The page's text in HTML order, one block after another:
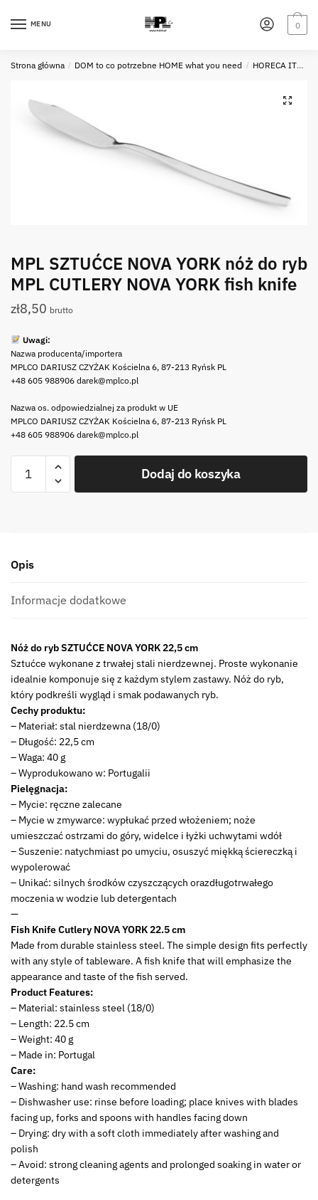
MENU 0
Strona główna / DOM to co potrzebne HOME what you need / HORECA ITEMS - STEEL - STALOWE PRZYBORY
MPL SZTUĆCE NOVA YORK nóż do ryb
MPL CUTLERY NOVA YORK fish knife
zł8,50 brutto
Uwagi:
Nazwa producenta/importera
MPLCO DARIUSZ CZYŻAK Kościelna 6, 87-213 Ryńsk PL
+48 605 988906 darek@mplco.pl
Nazwa os. odpowiedzialnej za produkt w UE
MPLCO DARIUSZ CZYŻAK Kościelna 6, 87-213 Ryńsk PL
+48 605 988906 darek@mplco.pl
MPL
do
MPL
YORK
fish
knife
Dodaj do koszyka
Opis
Informacje dodatkowe
Nóż do ryb SZTUĆCE NOVA YORK 22,5 cm
Sztućce wykonane z trwałej stali nierdzewnej. Proste wykonanie
idealnie komponuje się z każdym stylem zastawy. Nóż do ryb,
który podkreśli wygląd i smak podawanych ryb.
Cechy produktu:
– Materiał: stal nierdzewna (18/0)
– Długość: 22,5 cm
– Waga: 40 g
– Wyprodukowano w: Portugalii
Pielęgnacja:
– Mycie: ręczne zalecane
– Mycie w zmywarce: wypłukać przed włożeniem; noże
umieszczać ostrzami do góry, widelce i łyżki uchwytami wdół
– Suszenie: natychmiast po umyciu, osuszyć miękką ściereczką i
wypolerować
– Unikać: silnych środków czyszczących orazdługotrwałego
moczenia w wodzie lub detergentach
—
Fish Knife Cutlery NOVA YORK 22.5 cm
Made from durable stainless steel. The simple design fits perfectly
with any style of tableware. A fish knife that will emphasize the
appearance and taste of the fish served.
Product Features:
– Material: stainless steel (18/0)
– Length: 22.5 cm
– Weight: 40 g
– Made in: Portugal
Care:
– Washing: hand wash recommended
– Dishwasher use: rinse before loading; place knives with blades
facing up, forks and spoons with handles facing down
– Drying: dry with a soft cloth immediately after washing and
polish
– Avoid: strong cleaning agents and prolonged soaking in water or
detergents